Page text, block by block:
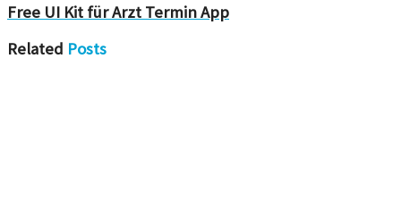
Free UI Kit für Arzt Termin App
Related Posts